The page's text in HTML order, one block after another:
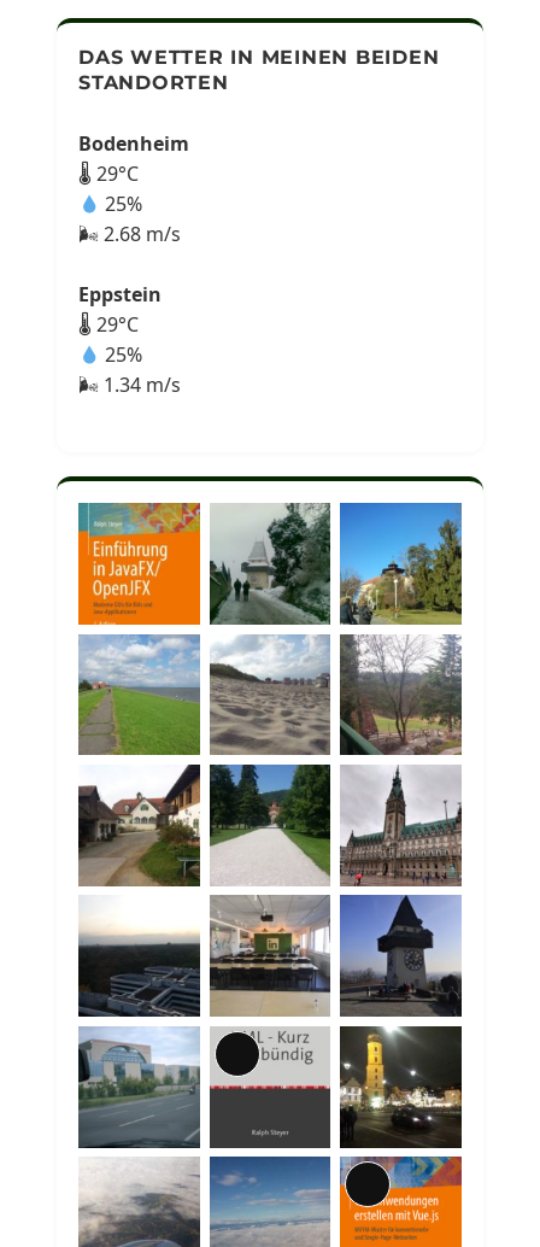
DAS WETTER IN MEINEN BEIDEN
STANDORTEN
Bodenheim
🌡 29°C
25%
🌬 2.68 m/s
Eppstein
🌡 29°C
25%
🌬 1.34 m/s
Lange
Beschreibung
Lange
Beschreibung